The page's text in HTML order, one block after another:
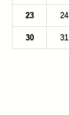
23 24
30 31